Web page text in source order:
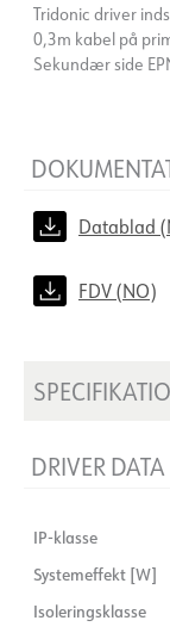
Tridonic driver
0,3m kabel på
Sekundær side
Datablad
FDV (NO)
DRIVER DATA
IP-klasse
Systemeffekt [W]
Isoleringsklasse